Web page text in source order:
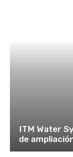
ITM Water
de